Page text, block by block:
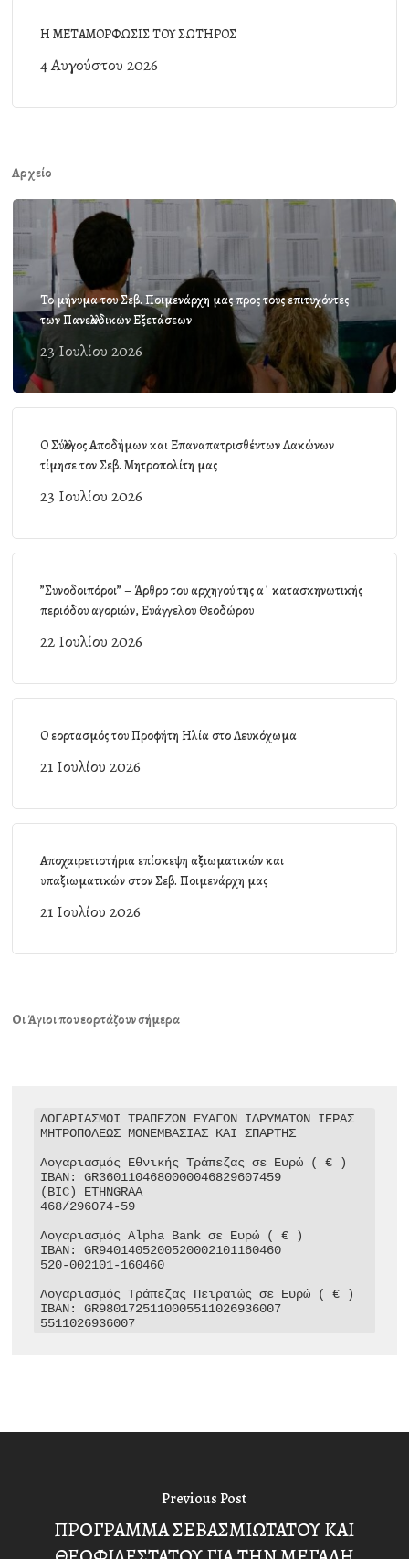
Η ΜΕΤΑΜΟΡΦΩΣΙΣ ΤΟΥ ΣΩΤΗΡΟΣ
4 Αυγούστου 2026
Αρχείο
Το μήνυμα του Σεβ. Ποιμενάρχη μας προς τους επιτυχόντες
των Πανελλαδικών Εξετάσεων
23 Ιουλίου 2026
Ο Σύλλογος Αποδήμων και Επαναπατρισθέντων Λακώνων
τίμησε τον Σεβ. Μητροπολίτη μας
23 Ιουλίου 2026
”Συνοδοιπόροι” – Άρθρο του αρχηγού της α΄ κατασκηνωτικής
περιόδου αγοριών, Ευάγγελου Θεοδώρου
22 Ιουλίου 2026
Ο εορτασμός του Προφήτη Ηλία στο Λευκόχωμα
21 Ιουλίου 2026
Αποχαιρετιστήρια επίσκεψη αξιωματικών και
υπαξιωματικών στον Σεβ. Ποιμενάρχη μας
21 Ιουλίου 2026
Οι Άγιοι που εορτάζουν σήμερα
ΛΟΓΑΡΙΑΣΜΟΙ ΤΡΑΠΕΖΩΝ ΕΥΑΓΩΝ ΙΔΡΥΜΑΤΩΝ ΙΕΡΑΣ
ΜΗΤΡΟΠΟΛΕΩΣ ΜΟΝΕΜΒΑΣΙΑΣ ΚΑΙ ΣΠΑΡΤΗΣ
Λογαριασμός Εθνικής Τράπεζας σε Ευρώ ( € )
IBAN: GR3601104680000046829607459
(BIC) ETHNGRAA
468/296074-59
Λογαριασμός Alpha Bank σε Ευρώ ( € )
IBAN: GR9401405200520002101160460
520-002101-160460
Λογαριασμός Τράπεζας Πειραιώς σε Ευρώ ( € )
IBAN: GR9801725110005511026936007
5511026936007
Previous Post
ΠΡΟΓΡΑΜΜΑ ΣΕΒΑΣΜΙΩΤΑΤΟΥ ΚΑΙ